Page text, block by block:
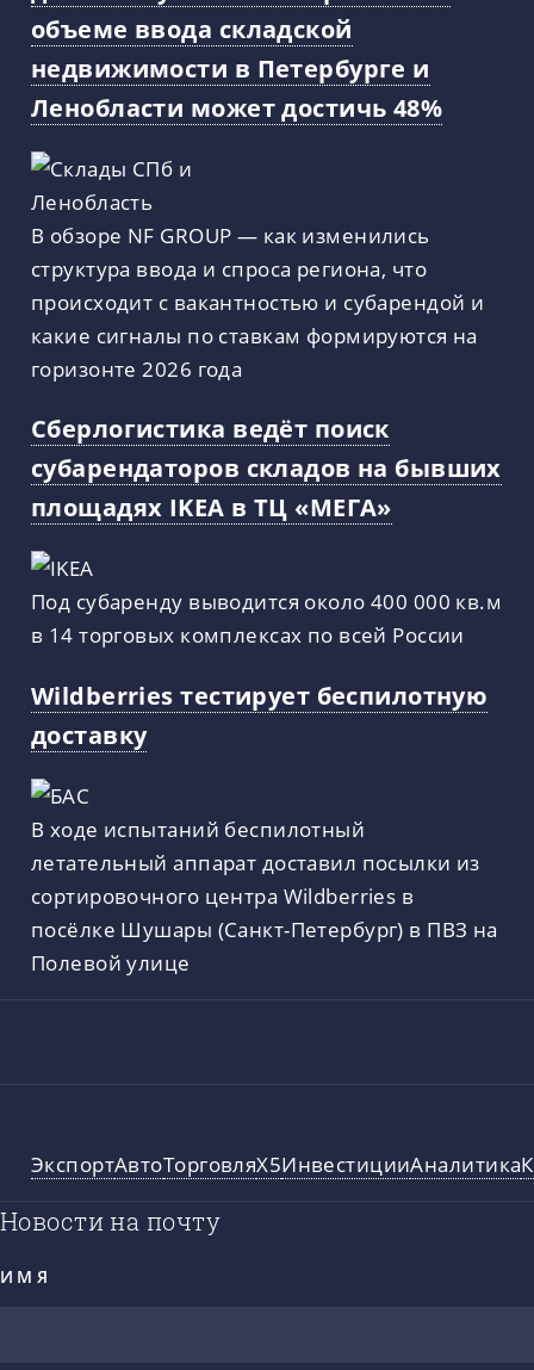
объеме ввода складской
недвижимости в Петербурге и
Ленобласти может достичь 48%
В обзоре NF GROUP — как изменились
структура ввода и спроса региона, что
происходит с вакантностью и субарендой и
какие сигналы по ставкам формируются на
горизонте 2026 года
Сберлогистика ведёт поиск
субарендаторов складов на бывших
площадях IKEA в ТЦ «МЕГА»
Под субаренду выводится около 400 000 кв.м
в 14 торговых комплексах по всей России
Wildberries тестирует беспилотную
доставку
В ходе испытаний беспилотный
летательный аппарат доставил посылки из
сортировочного центра Wildberries в
посёлке Шушары (Санкт-Петербург) в ПВЗ на
Полевой улице
ЭкспортАвтоТорговляX5ИнвестицииАналитика
Новости на почту
ИМЯ